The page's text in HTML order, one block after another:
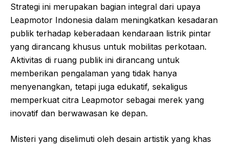
Strategi ini merupakan bagian integral dari upaya
Leapmotor Indonesia dalam meningkatkan kesadaran
publik terhadap keberadaan kendaraan listrik pintar
yang dirancang khusus untuk mobilitas perkotaan.
Aktivitas di ruang publik ini dirancang untuk
memberikan pengalaman yang tidak hanya
menyenangkan, tetapi juga edukatif, sekaligus
memperkuat citra Leapmotor sebagai merek yang
inovatif dan berwawasan ke depan.
Misteri yang diselimuti oleh desain artistik yang khas